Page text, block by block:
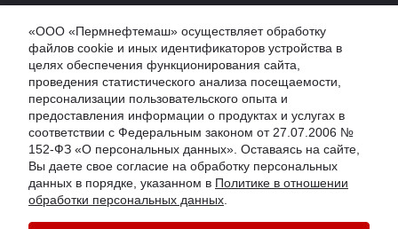
© 2026 PNM.SU - ООО "Пермнефтемаш" (ПНМ, PNM), г. Омск
Обработка персональных данных
Онлайн-консультация
«ООО «Пермнефтемаш» осуществляет обработку
файлов cookie и иных идентификаторов устройства в
целях обеспечения функционирования сайта,
проведения статистического анализа посещаемости,
персонализации пользовательского опыта и
предоставления информации о продуктах и услугах в
соответствии с Федеральным законом от 27.07.2006 №
152-ФЗ «О персональных данных». Оставаясь на сайте,
Вы даете свое согласие на обработку персональных
данных в порядке, указанном в Политике в отношении
обработки персональных данных